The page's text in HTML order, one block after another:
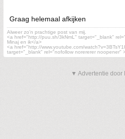
Graag helemaal afkijken
Alweer zo'n prachtige post van mij.
<a href="http://puu.sh/3kNmL" target="_blank"
Minaj en ik</a>
<a href="http://www.youtube.com/
target="_blank" rel="nofollow norererer noopener"
▼ Advertentie door